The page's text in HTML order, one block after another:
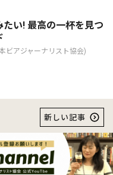
い! 最高の一杯を見つ
ビアジャーナリスト協会)
新しい記事